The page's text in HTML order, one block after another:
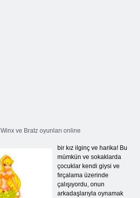
Winx ve Bratz oyunları online
bir kız ilginç ve harika! Bu
mümkün ve sokaklarda
çocuklar kendi giysi ve
fırçalama üzerinde
çalışıyordu, onun
arkadaşlarıyla oynamak